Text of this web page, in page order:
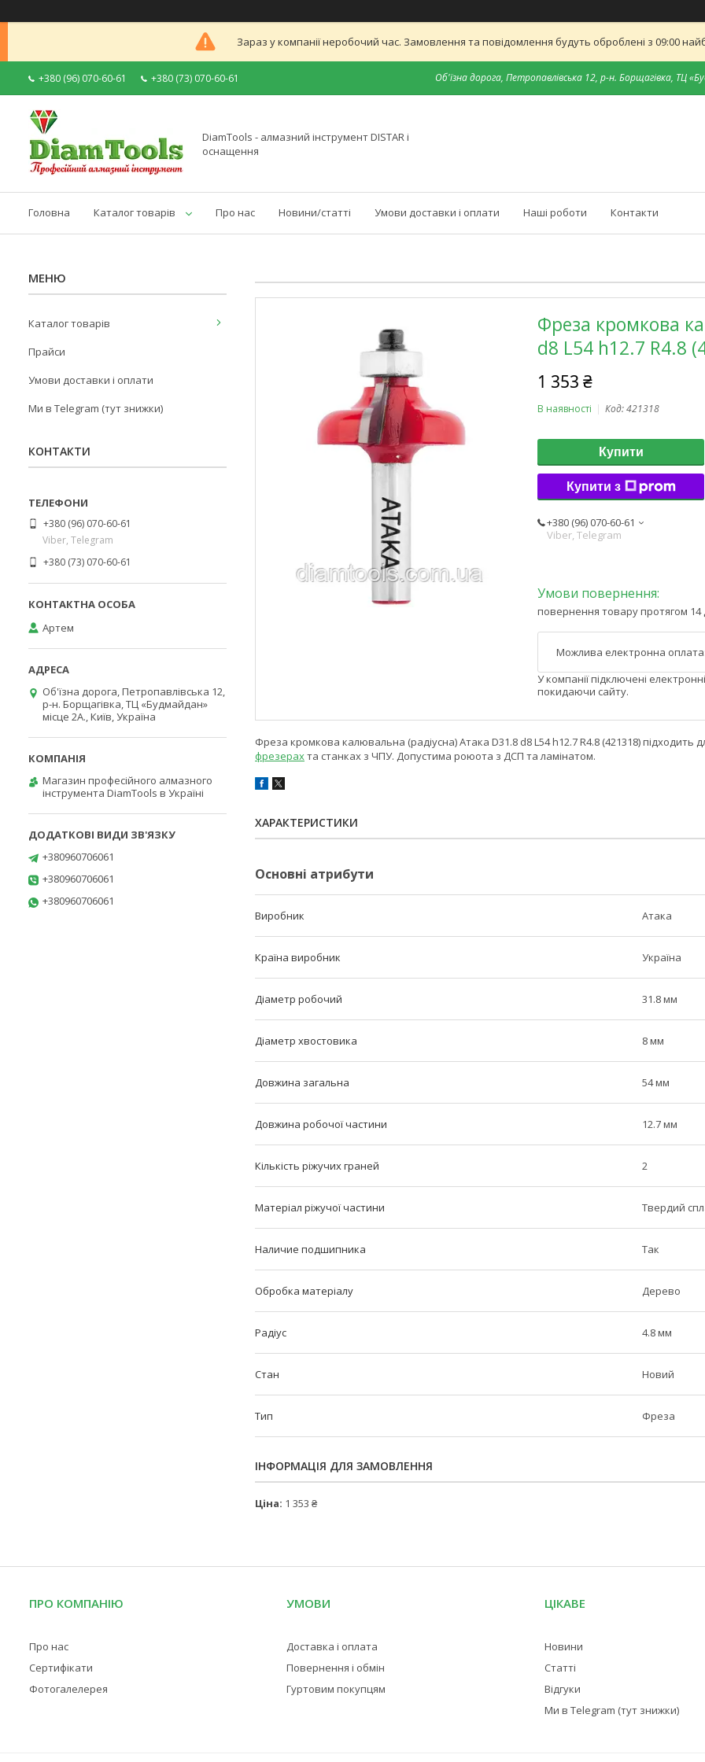
Зараз у компанії неробочий час. Замовлення та повідомлення будуть оброблені з 09:00
+380 (96) 070-60-61 +380 (73) 070-60-61 Об'їзна дорога, Петропавлівська 12, р-н. Борщагівка, ТЦ
DiamTools - алмазний інструмент DISTAR і
оснащення
Головна Каталог товарів Про нас Новини/статті Умови доставки і оплати Наші роботи Контакти
Фреза кромкова
d8 L54 h12.7 R4.8
1 353 ₴
В наявності Код:421318
Купити
Купити з
+380 (96) 070-60-61
Viber, Telegram
повернення товару протягом 14
У компанії підключені
покидаючи сайту.
Фреза кромкова калювальна (радіусна) Атака D31.8 d8 L54 h12.7 R4.8 (421318)
фрезерахта станках з ЧПУ. Допустима роюота з ДСП та ламінатом.
ХАРАКТЕРИСТИКИ
Основні атрибути
Виробник Атака
Країна виробник Україна
Діаметр робочий 31.8 мм
Діаметр хвостовика 8 мм
Довжина загальна 54 мм
Довжина робочої частини 12.7 мм
Кількість ріжучих граней 2
Матеріал ріжучої частини Твердий
Наличие подшипника Так
Обробка матеріалу Дерево
Радіус 4.8 мм
Стан Новий
Тип Фреза
ІНФОРМАЦІЯ ДЛЯ ЗАМОВЛЕННЯ
Ціна: 1 353 ₴
Каталог товарів
Прайси
Умови доставки і оплати
Ми в Telegram (тут знижки)
КОНТАКТИ
+380 (96) 070-60-61
Viber, Telegram
+380 (73) 070-60-61
Артем
Об'їзна дорога, Петропавлівська 12,
р-н. Борщагівка, ТЦ «Будмайдан»
місце 2А., Київ, Україна
Магазин професійного алмазного
інструмента DiamTools в Україні
+380960706061
+380960706061
+380960706061
ПРО КОМПАНІЮ
Про нас
Сертифікати
Фотогалелерея
УМОВИ
Доставка і оплата
Повернення і обмін
Гуртовим покупцям
ЦІКАВЕ
Новини
Статті
Відгуки
Ми в Telegram (тут знижки)